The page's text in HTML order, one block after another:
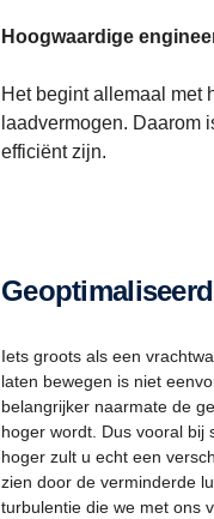
Hoogwaardige
Het begint allemaal met
laadvermogen. Daarom
efficiënt zijn.
Iets groots als een
laten bewegen is niet
belangrijker naarmate de
hoger wordt. Dus vooral bij
hoger zult u echt een
zien door de verminderde
turbulentie die we met ons